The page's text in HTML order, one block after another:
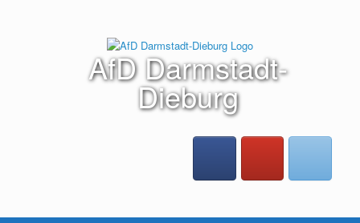
AfD Darmstadt-
Dieburg